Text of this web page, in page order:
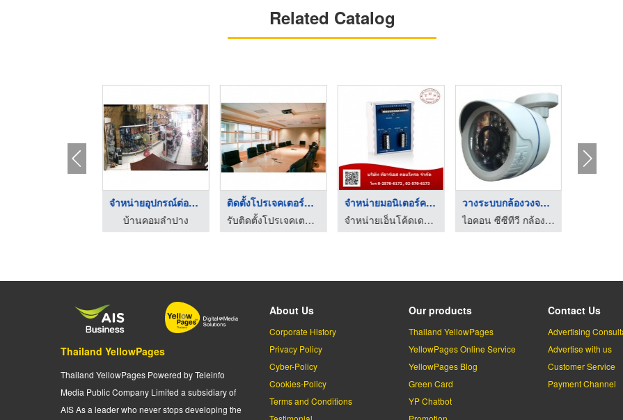
Related Catalog
จำหน่ายอุปกรณ์ต่อพ่ว ...
บ้านคอมลำปาง
ติดตั้งโปรเจคเตอร์บน ...
รับติดตั้งโปรเจคเตอร์ - ชิชาโปรซอฟท์
จำหน่ายมอนิเตอร์ควบค ...
จำหน่ายเอ็นโค้ดเดอร์-ทีอาร์เอส คอนโทรล
วางระบบกล้องวงจรปิด ...
ไอคอน ซีซีทีวี กล้องวงจรปิด สมุทรปราการ
Thailand YellowPages
Thailand YellowPages Powered by Teleinfo
Media Public Company Limited a subsidiary of
AIS As a leader who never stops developing the
About Us
Corporate History
Privacy Policy
Cyber-Policy
Cookies-Policy
Terms and Conditions
Our products
Thailand YellowPages
YellowPages Online Service
YellowPages Blog
Green Card
YP Chatbot
Contact Us
Advertising
Advertise with us
Customer Service
Payment Channel